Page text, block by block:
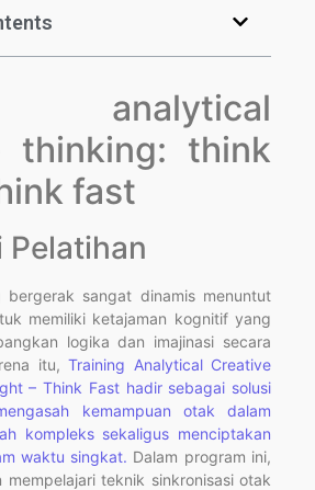
analytical
thinking: think
fast
Pelatihan
bergerak sangat dinamis menuntut
memiliki ketajaman kognitif yang
logika dan imajinasi secara
itu, Training Analytical Creative
– Think Fast hadir sebagai solusi
kemampuan otak dalam
kompleks sekaligus menciptakan
waktu singkat. Dalam program ini,
teknik sinkronisasi otak